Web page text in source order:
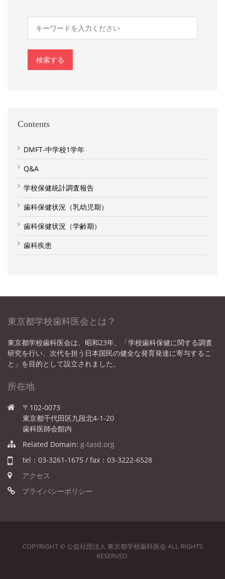
検索する
Contents
DMFT-中学校1学年
Q&A
学校保健統計調査報告
歯科保健状況（乳幼児期）
歯科保健状況（学齢期）
歯科疾患
東京都学校歯科医会とは？
東京都学校歯科医会は、昭和23年、「学校歯科保健に関する調査
研究を行い、次代を担う日本国民の健全な発育発達に寄与するこ
と」を目的として設立されました。
所在地
〒102-0073
東京都千代田区九段北4-1-20
歯科医師会館内
Related Domain: g-tasd.org
tel：03-3261-1675 / fax：03-3222-6528
アクセス
プライバシーポリシー
COPYRIGHT © 公益社団法人 東京都学校歯科医会 ALL RIGHTS
RESERVED.